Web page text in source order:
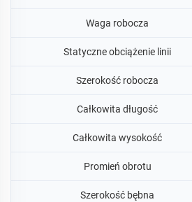
Waga robocza
Statyczne obciążenie linii
Szerokość robocza
Całkowita długość
Całkowita wysokość
Promień obrotu
Szerokość bębna